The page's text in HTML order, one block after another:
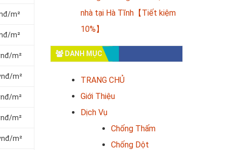
m²
m²
m²
m²
m²
m²
m²
nhà tại Hà Tĩnh【Tiết kiệm
10%】
DANH MỤC
TRANG CHỦ
Giới Thiệu
Dịch Vụ
Chống Thấm
Chống Dột